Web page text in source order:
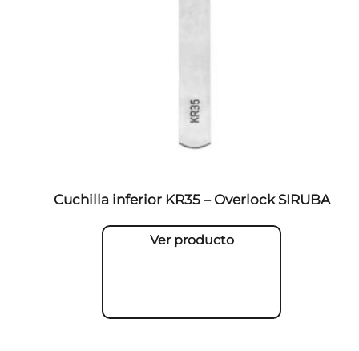
Cuchilla inferior KR35 – Overlock SIRUBA
Ver producto